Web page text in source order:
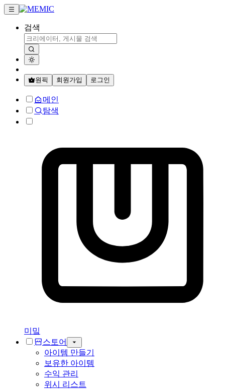
검색
원픽 회원가입 로그인
메인
탐색
미밐
스토어
아이템 만들기
보유한 아이템
수익 관리
위시 리스트